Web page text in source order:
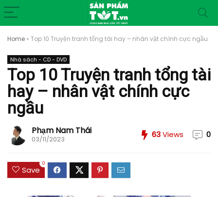
Home » Top 10 Truyện tranh tổng tài hay – nhân vật chính cực ngầu
Nhà sách - CD - DVD
Top 10 Truyện tranh tổng tài
hay – nhân vật chính cực
ngầu
Phạm Nam Thái
03/11/2023 63Views 0
Save
0